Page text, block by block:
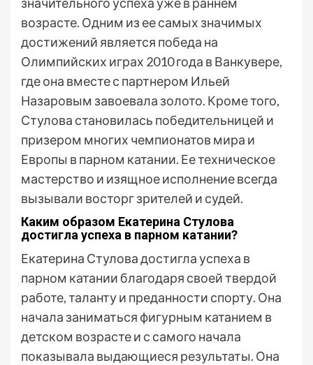
возрасте. Одним из ее самых значимых
достижений является победа на
Олимпийских играх 2010 года в Ванкувере,
где она вместе с партнером Ильей
Назаровым завоевала золото. Кроме того,
Стулова становилась победительницей и
призером многих чемпионатов мира и
Европы в парном катании. Ее техническое
мастерство и изящное исполнение всегда
вызывали восторг зрителей и судей.
Каким образом Екатерина Стулова
достигла успеха в парном катании?
Екатерина Стулова достигла успеха в
парном катании благодаря своей твердой
работе, таланту и преданности спорту. Она
начала заниматься фигурным катанием в
детском возрасте и с самого начала
показывала выдающиеся результаты. Она